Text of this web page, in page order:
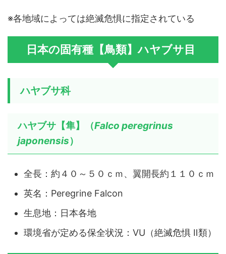
※各地域によっては絶滅危惧に指定されている
日本の固有種【鳥類】ハヤブサ目
ハヤブサ科
ハヤブサ【隼】（Falco peregrinus
japonensis）
全長：約４０～５０ｃｍ、翼開長約１１０ｃｍ
英名：Peregrine Falcon
生息地：日本各地
環境省が定める保全状況：VU（絶滅危惧 Ⅱ類）